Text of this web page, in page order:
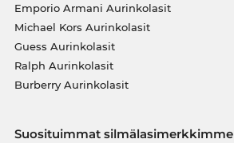
Emporio Armani Aurinkolasit
Michael Kors Aurinkolasit
Guess Aurinkolasit
Ralph Aurinkolasit
Burberry Aurinkolasit
Suosituimmat silmälasimerkkimme